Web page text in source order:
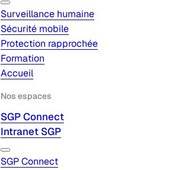
Surveillance humaine
Sécurité mobile
Protection rapprochée
Formation
Accueil
Nos espaces
SGP Connect
Intranet SGP
SGP Connect